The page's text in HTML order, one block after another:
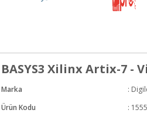
BASYS3 Xilinx Artix-7 -
Marka :
Ürün Kodu
: